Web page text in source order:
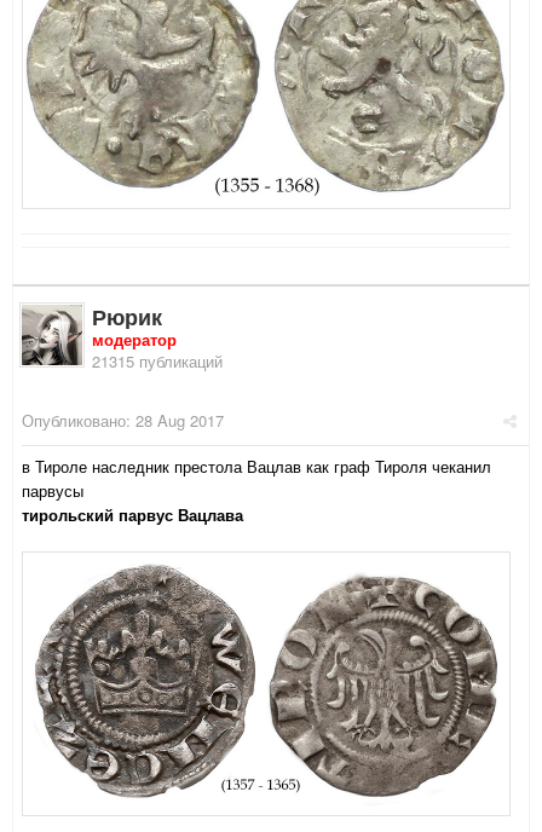
Рюрик
модератор
21315 публикаций
Опубликовано: 28 Aug 2017
в Тироле наследник престола Вацлав как граф Тироля чеканил
парвусы
тирольский парвус Вацлава